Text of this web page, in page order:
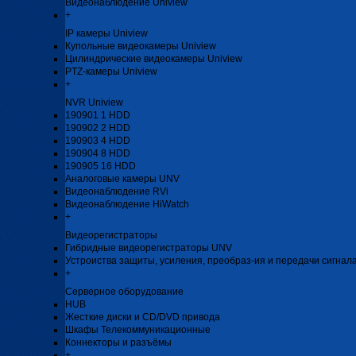
Видеонаблюдение Uniview
+
IP камеры Uniview
Купольные видеокамеры Uniview
Цилиндрические видеокамеры Uniview
PTZ-камеры Uniview
+
NVR Uniview
190901 1 HDD
190902 2 HDD
190903 4 HDD
190904 8 HDD
190905 16 HDD
Аналоговые камеры UNV
Видеонаблюдение RVi
Видеонаблюдение HiWatch
+
Видеорегистраторы
Гибридные видеорегистраторы UNV
Устроиства защиты, усиления, преобраз-ия и передачи
+
Серверное оборудование
HUB
Жесткие диски и CD/DVD привода
Шкафы Телекоммуникационные
Коннекторы и разъёмы